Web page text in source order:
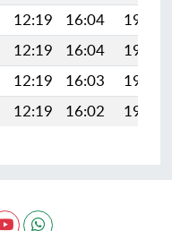
12:19 16:04
19:07
12:19 16:04
19:05
12:19 16:03
19:04
12:19 16:02 19:02